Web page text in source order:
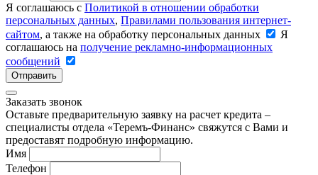
Я соглашаюсь с Политикой в отношении обработки
персональных данных, Правилами пользования интернет-
сайтом, а также на обработку персональных данных
Я
соглашаюсь на получение рекламно-информационных
сообщений
Отправить
Заказать звонок
Оставьте предварительную заявку на расчет кредита –
специалисты отдела «Теремъ-Финанс» свяжутся с Вами и
предоставят подробную информацию.
Имя
Телефон